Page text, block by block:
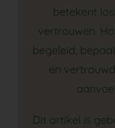
betekent
vertrouwen.
begeleid,
en
Dit artikel is